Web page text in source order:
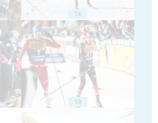
16
18